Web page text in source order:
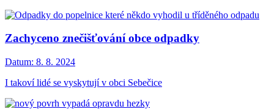
Zachyceno znečišťování obce odpadky
Datum: 8. 8. 2024
I takoví lidé se vyskytují v obci Sebečice